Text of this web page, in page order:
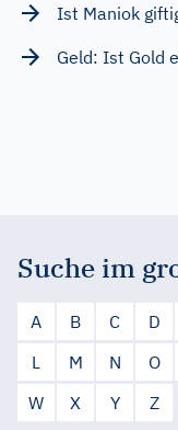
Ist Maniok
Geld: Ist Gold
Suche im
A B C D
L
M N O
W
X Y Z